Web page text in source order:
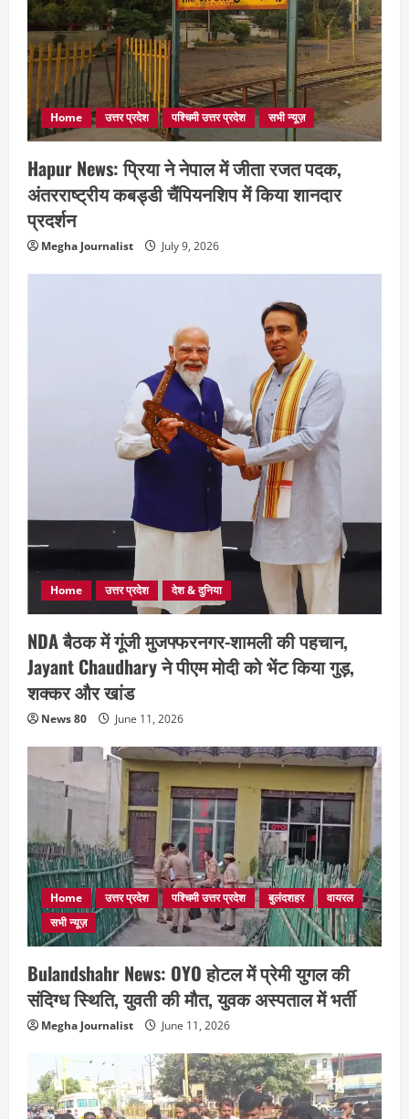
Home उत्तर प्रदेश पश्चिमी उत्तर प्रदेश सभी न्यूज़
Hapur News: प्रिया ने नेपाल में जीता रजत पदक,
अंतरराष्ट्रीय कबड्डी चैंपियनशिप में किया शानदार
प्रदर्शन
Megha Journalist July 9, 2026
Home उत्तर प्रदेश देश & दुनिया
NDA बैठक में गूंजी मुजफ्फरनगर-शामली की पहचान,
Jayant Chaudhary ने पीएम मोदी को भेंट किया गुड़,
शक्कर और खांड
News 80 June 11, 2026
Home उत्तर प्रदेश पश्चिमी उत्तर प्रदेश बुलंदशहर
वायरल
सभी न्यूज़
Bulandshahr News: OYO होटल में प्रेमी युगल की
संदिग्ध स्थिति, युवती की मौत, युवक अस्पताल में भर्ती
Megha Journalist June 11, 2026